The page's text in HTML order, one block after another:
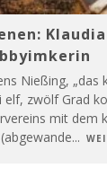
Nießing,
zwölf Grad
mit dem
...